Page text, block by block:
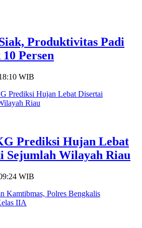
Produktivitas Padi
Persen
WIB
Prediksi Hujan Lebat
Sejumlah Wilayah Riau
WIB